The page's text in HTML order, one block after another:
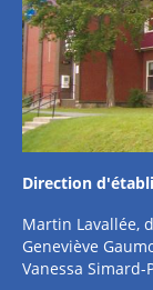
Direction
Martin Lavallée,
Geneviève
Vanessa